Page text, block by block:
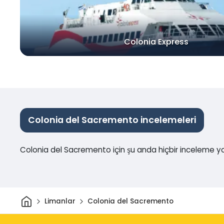
Colonia Express
Colonia del Sacremento incelemeleri
Colonia del Sacremento için şu anda hiçbir inceleme
Ev Limanlar Colonia del Sacremento